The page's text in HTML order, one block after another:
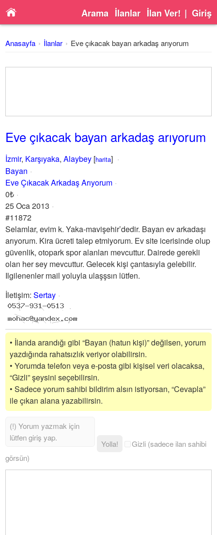
Arama İlanlar İlan Ver! | Giriş
Anasayfa İlanlar Eve çıkacak bayan arkadaş arıyorum
Eve çıkacak bayan arkadaş arıyorum
İzmir, Karşıyaka,Alaybey [harita]
Bayan
Eve Çıkacak Arkadaş Arıyorum
0₺
25 Oca 2013
#11872
Selamlar, evim k. Yaka-mavişehir’dedir. Bayan ev arkadaşı
arıyorum. Kira ücreti talep etmiyorum. Ev site icerisinde olup
güvenlik, otopark spor alanları mevcuttur. Dairede gerekli
olan her sey mevcuttur. Gelecek kişi çantasıyla gelebilir.
Ilgilenenler mail yoluyla ulaşşsın lütfen.
İletişim:Sertay
• İlanda arandığı gibi “Bayan (hatun kişi)” değilsen, yorum
yazdığında rahatsızlık veriyor olabilirsin.
• Yorumda telefon veya e-posta gibi kişisel veri olacaksa,
“Gizli” şeysini seçebilirsin.
• Sadece yorum sahibi bildirim alsın istiyorsan, “Cevapla”
ile çıkan alana yazabilirsin.
Yolla!
Gizli (sadece ilan sahibi
görsün)